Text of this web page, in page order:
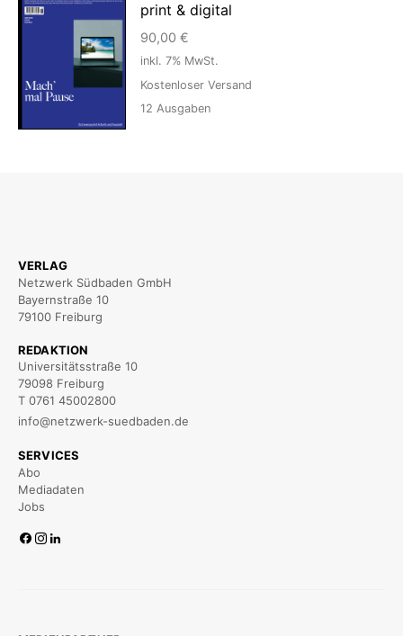
print & digital
90,00 €
inkl. 7% MwSt.
Kostenloser Versand
12 Ausgaben
VERLAG
Netzwerk Südbaden GmbH
Bayernstraße 10
79100 Freiburg
REDAKTION
Universitätsstraße 10
79098 Freiburg
T 0761 45002800
info@netzwerk-suedbaden.de
SERVICES
Abo
Mediadaten
Jobs